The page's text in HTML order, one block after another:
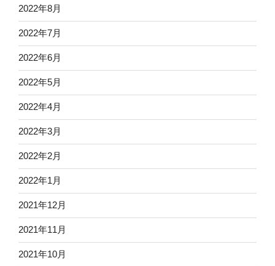
2022年8月
2022年7月
2022年6月
2022年5月
2022年4月
2022年3月
2022年2月
2022年1月
2021年12月
2021年11月
2021年10月